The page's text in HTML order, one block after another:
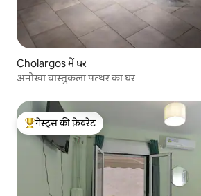
Cholargos में घर
अनोखा वास्तुकला पत्थर का घर
गेस्ट्स का टॉप फ़ेवरेट
गेस्ट्स की फ़ेवरेट